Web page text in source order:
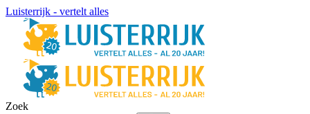
Luisterrijk - vertelt alles
Zoek